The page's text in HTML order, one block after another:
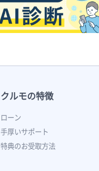
クルモの特徴
ローン
手厚いサポート
特典のお受取方法